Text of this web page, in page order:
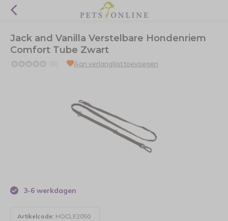
Jack and Vanilla Verstelbare Hondenriem
Comfort Tube Zwart
(0) Aan verlanglijst toevoegen
3-6 werkdagen
Artikelcode: HOCLE2050